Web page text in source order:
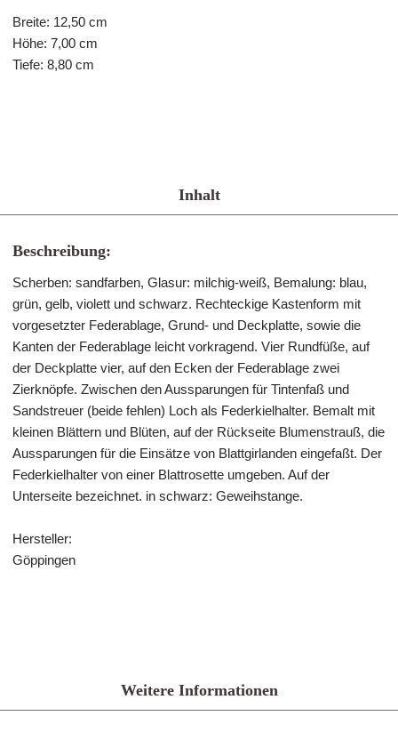
Breite: 12,50 cm
Höhe: 7,00 cm
Tiefe: 8,80 cm
Inhalt
Beschreibung:
Scherben: sandfarben, Glasur: milchig-weiß, Bemalung: blau,
grün, gelb, violett und schwarz. Rechteckige Kastenform mit
vorgesetzter Federablage, Grund- und Deckplatte, sowie die
Kanten der Federablage leicht vorkragend. Vier Rundfüße, auf
der Deckplatte vier, auf den Ecken der Federablage zwei
Zierknöpfe. Zwischen den Aussparungen für Tintenfaß und
Sandstreuer (beide fehlen) Loch als Federkielhalter. Bemalt mit
kleinen Blättern und Blüten, auf der Rückseite Blumenstrauß, die
Aussparungen für die Einsätze von Blattgirlanden eingefaßt. Der
Federkielhalter von einer Blattrosette umgeben. Auf der
Unterseite bezeichnet. in schwarz: Geweihstange.
Hersteller:
Göppingen
Weitere Informationen